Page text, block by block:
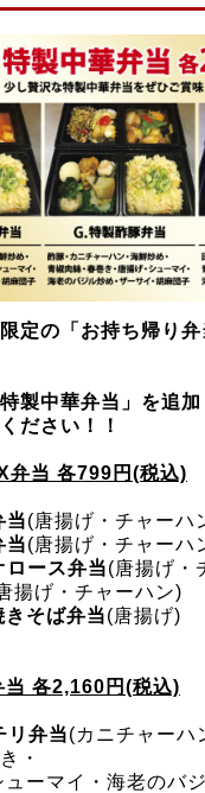
定の 「お持ち帰り弁
製中華弁当」を追加
ださい！！
弁当 各799円(税込)
当(唐揚げ・チャーハ
当(唐揚げ・チャーハ
ース弁当(唐揚げ・
揚げ・チャーハン)
きそば弁当(唐揚げ)
各2,160円(税込)
リ弁当(カニチャーハ
・
ーマイ・海老のバ